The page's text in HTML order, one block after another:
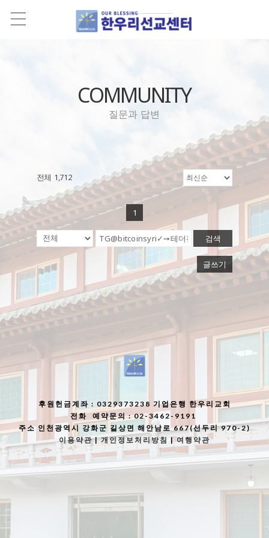
COMMUNITY
질문과 답변
전체 1,712
1
검색
글쓰기
후원헌금계좌 : 0329373238 기업은행 한우리교회
전화
예약문의 : 02-3462-9191
주소인천광역시 강화군 길상면 해안남로 667(선두리 970-2)
이용약관|개인정보처리방침 |여행약관